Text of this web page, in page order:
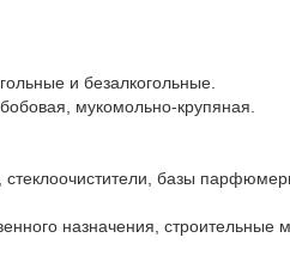
и безалкогольные.
мукомольно-крупяная.
базы
назначения, строительные